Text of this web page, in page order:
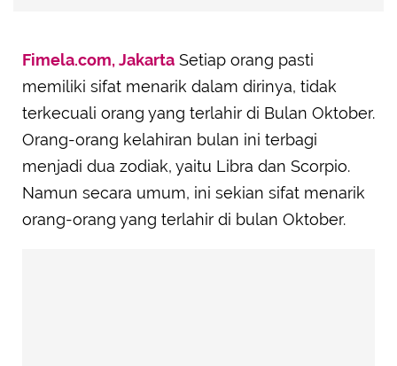
Fimela.com, Jakarta Setiap orang pasti
memiliki sifat menarik dalam dirinya, tidak
terkecuali orang yang terlahir di Bulan Oktober.
Orang-orang kelahiran bulan ini terbagi
menjadi dua zodiak, yaitu Libra dan Scorpio.
Namun secara umum, ini sekian sifat menarik
orang-orang yang terlahir di bulan Oktober.